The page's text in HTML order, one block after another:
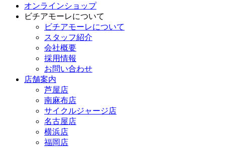
オンラインショップ
ビチアモーレについて
ビチアモーレについて
スタッフ紹介
会社概要
採用情報
お問い合わせ
店舗案内
芦屋店
南麻布店
サイクルジャージ店
名古屋店
横浜店
福岡店